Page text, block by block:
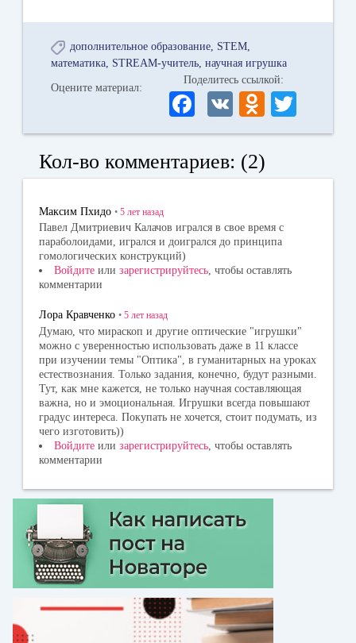
дополнительное образование STEM
математика STREAM-учитель научная игрушка
Оцените материал:
Поделитесь ссылкой:
Fa
ce
bo
ok
V
K
O
dn
la
ni
ki
wi
r
Кол-во комментариев: (2)
Максим Пхидо • 5 лет назад
Павел Дмитриевич Калачов игрался в свое время с
параболоидами, игрался и доигрался до принципа
гомологических конструкций)
Войдите или зарегистрируйтесь, чтобы оставлять
комментарии
Лора Кравченко • 5 лет назад
Думаю, что мираскоп и другие оптические "игрушки"
можно с уверенностью использовать даже в 11 классе
при изучении темы "Оптика", в гуманитарных на уроках
естествознания. Только задания, конечно, будут разными.
Тут, как мне кажется, не только научная составляющая
важна, но и эмоциональная. Игрушки всегда повышают
градус интереса. Покупать не хочется, стоит подумать, из
чего изготовить))
Войдите или зарегистрируйтесь , чтобы оставлять
комментарии